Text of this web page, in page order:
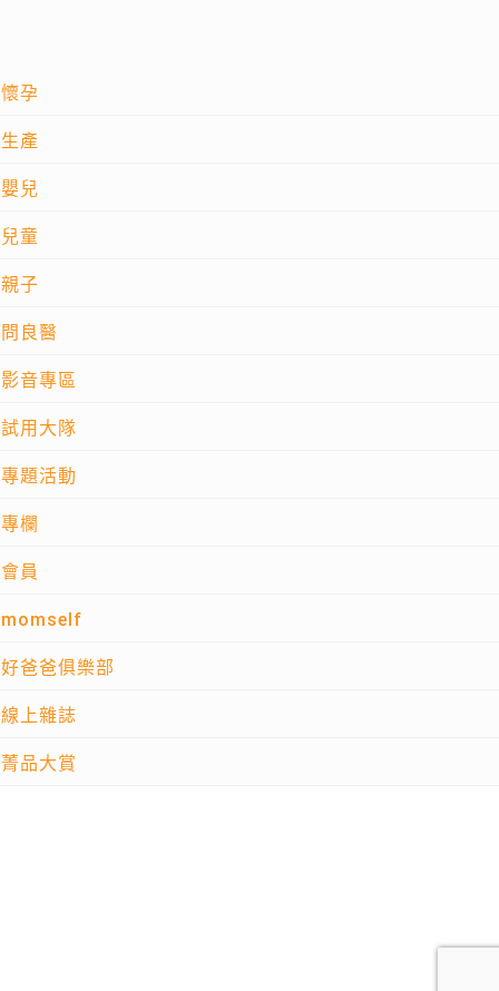
懷孕
生產
嬰兒
兒童
親子
問良醫
影音專區
試用大隊
專題活動
專欄
會員
momself
好爸爸俱樂部
線上雜誌
菁品大賞